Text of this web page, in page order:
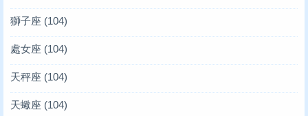
獅子座 (104)
處女座 (104)
天秤座 (104)
天蠍座 (104)